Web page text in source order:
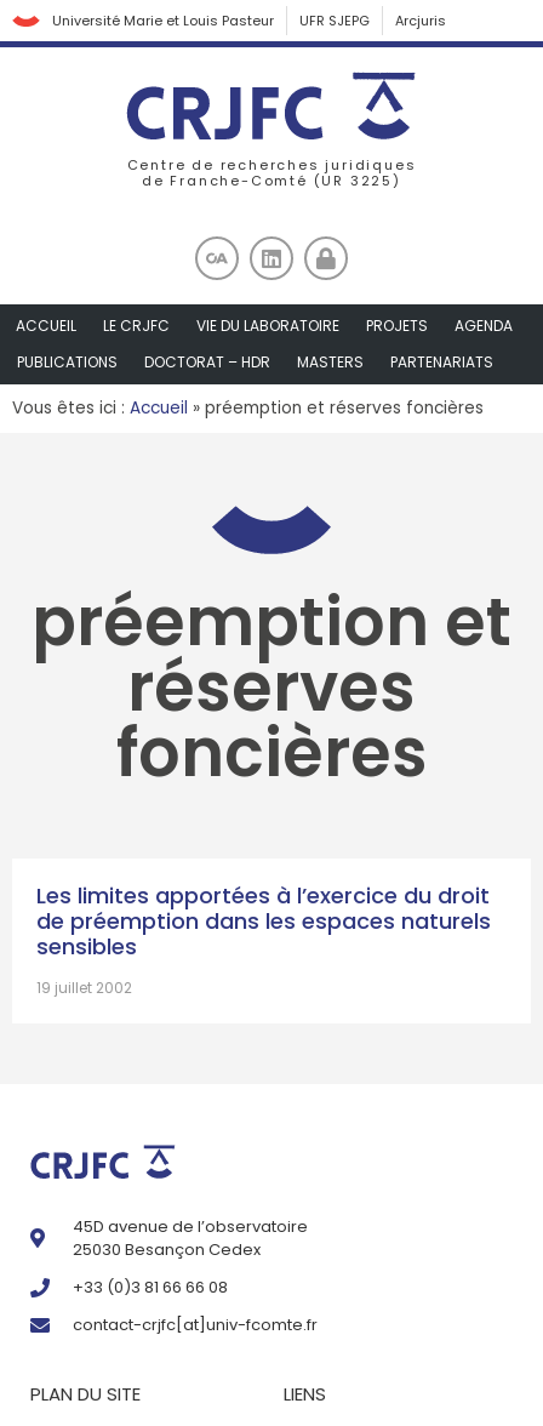
Université Marie et Louis Pasteur UFR SJEPG Arcjuris
Centre de recherches juridiques
de Franche-Comté (UR 3225)
ACCUEIL LE CRJFC VIE DU LABORATOIRE PROJETS
AGENDA
PUBLICATIONS
DOCTORAT – HDR MASTERS PARTENARIATS
Vous êtes ici : Accueil » préemption et réserves foncières
préemption et
réserves
foncières
Les limites apportées à l’exercice du droit
de préemption dans les espaces naturels
sensibles
19 juillet 2002
45D avenue de l’observatoire
25030 Besançon Cedex
+33 (0)3 81 66 66 08
contact-crjfc[at]univ-fcomte.fr
PLAN DU SITE LIENS